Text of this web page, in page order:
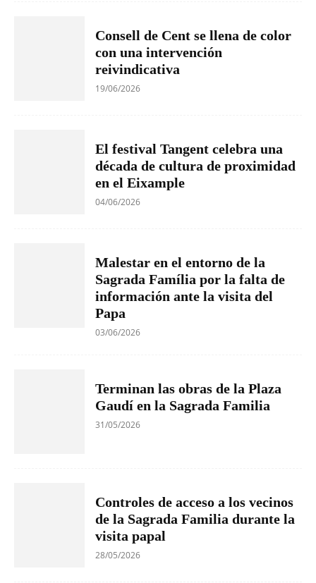
Consell de Cent se llena de color
con una intervención
reivindicativa
19/06/2026
El festival Tangent celebra una
década de cultura de proximidad
en el Eixample
04/06/2026
Malestar en el entorno de la
Sagrada Família por la falta de
información ante la visita del
Papa
03/06/2026
Terminan las obras de la Plaza
Gaudí en la Sagrada Familia
31/05/2026
Controles de acceso a los vecinos
de la Sagrada Familia durante la
visita papal
28/05/2026